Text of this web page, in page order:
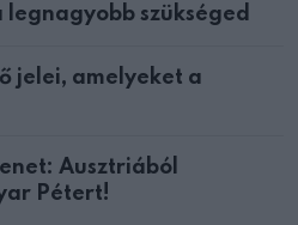
szükséged
jelei, amelyeket a
Ausztriából
Pétert!